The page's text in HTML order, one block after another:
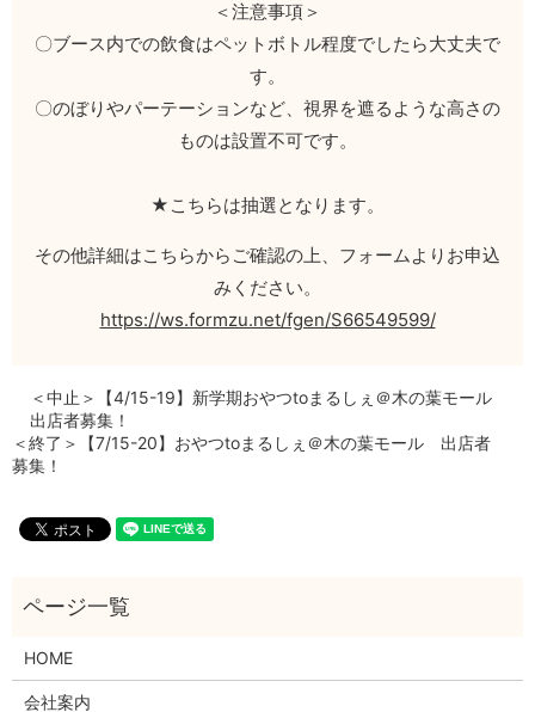
＜注意事項＞
〇ブース内での飲食はペットボトル程度でしたら大丈夫で
す。
〇のぼりやパーテーションなど、視界を遮るような高さの
ものは設置不可です。
★こちらは抽選となります。
その他詳細はこちらからご確認の上、フォームよりお申込
みください。
https://ws.formzu.net/fgen/S66549599/
＜中止＞【4/15-19】新学期おやつtoまるしぇ＠木の葉モール
出店者募集！
＜終了＞【7/15-20】おやつtoまるしぇ＠木の葉モール 出店者
募集！
HOME
会社案内